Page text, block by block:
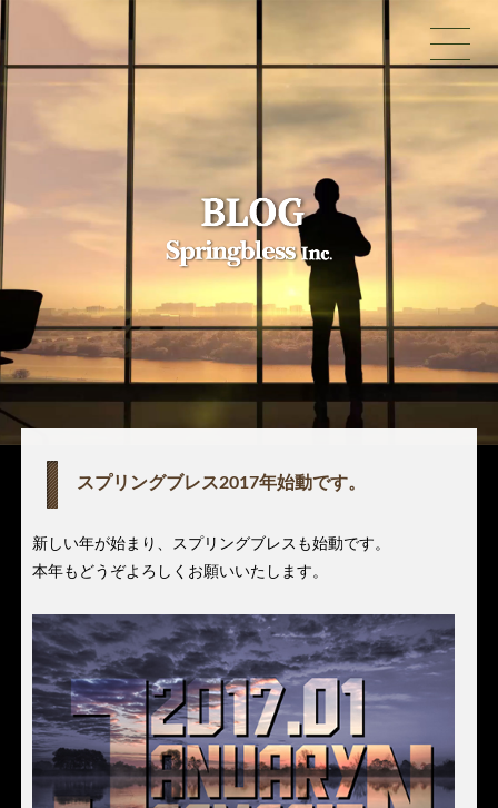
スプリングブレス2017年始動です。
新しい年が始まり、スプリングブレスも始動です。
本年もどうぞよろしくお願いいたします。